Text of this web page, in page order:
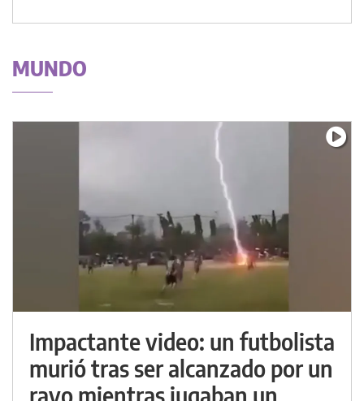
MUNDO
Impactante video: un futbolista
murió tras ser alcanzado por un
rayo mientras jugaban un